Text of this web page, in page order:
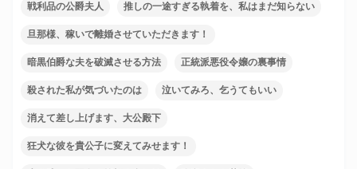
戦利品の公爵夫人 推しの一途すぎる執着を、私はまだ知らない
旦那様、稼いで離婚させていただきます！
暗黒伯爵な夫を破滅させる方法 正統派悪役令嬢の裏事情
殺された私が気づいたのは 泣いてみろ、乞うてもいい
消えて差し上げます、大公殿下
狂犬な彼を貴公子に変えてみせます！